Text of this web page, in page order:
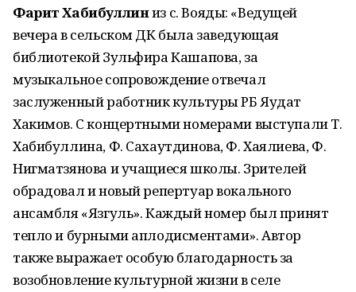
Фарит Хабибуллиниз с. Вояды: «Ведущей
вечера в сельском ДК была заведующая
библиотекой Зульфира Кашапова, за
музыкальное сопровождение отвечал
заслуженный работник культуры РБ Яудат
Хакимов. С концертными номерами выступали Т.
Хабибуллина, Ф. Сахаутдинова, Ф. Хаялиева, Ф.
Нигматзянова и учащиеся школы. Зрителей
обрадовал и новый репертуар вокального
ансамбля «Язгуль». Каждый номер был принят
тепло и бурными аплодисментами». Автор
также выражает особую благодарность за
возобновление культурной жизни в селе